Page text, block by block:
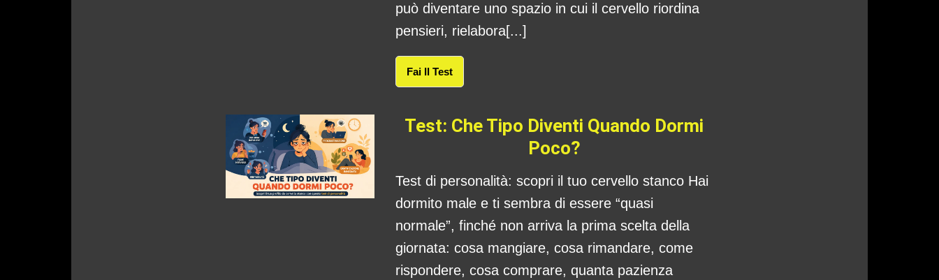
può diventare uno spazio in cui il cervello riordina
pensieri, rielabora[...]
Fai Il Test
Test: Che Tipo Diventi Quando Dormi
Poco?
Test di personalità: scopri il tuo cervello stanco Hai
dormito male e ti sembra di essere “quasi
normale”, finché non arriva la prima scelta della
giornata: cosa mangiare, cosa rimandare, come
rispondere, cosa comprare, quanta pazienza